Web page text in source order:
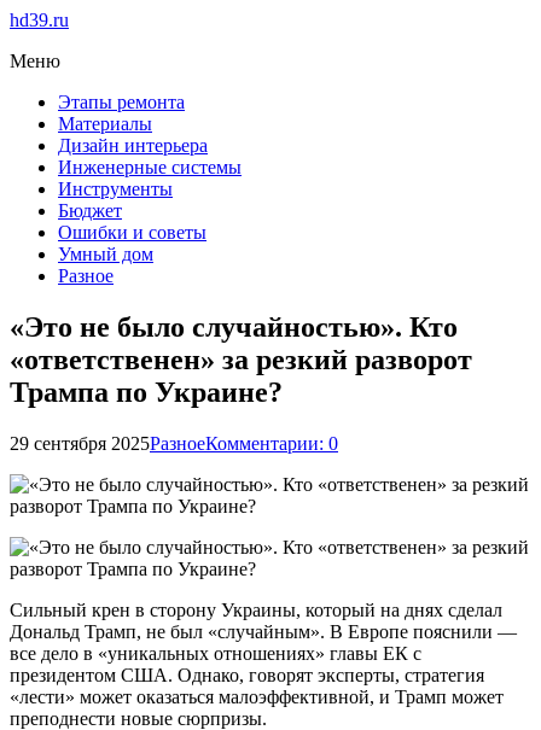
hd39.ru
Меню
Этапы ремонта
Материалы
Дизайн интерьера
Инженерные системы
Инструменты
Бюджет
Ошибки и советы
Умный дом
Разное
«Это не было случайностью». Кто
«ответственен» за резкий разворот
Трампа по Украине?
29 сентября 2025РазноеКомментарии: 0
Сильный крен в сторону Украины, который на днях сделал
Дональд Трамп, не был «случайным». В Европе пояснили —
все дело в «уникальных отношениях» главы ЕК с
президентом США. Однако, говорят эксперты, стратегия
«лести» может оказаться малоэффективной, и Трамп может
преподнести новые сюрпризы.